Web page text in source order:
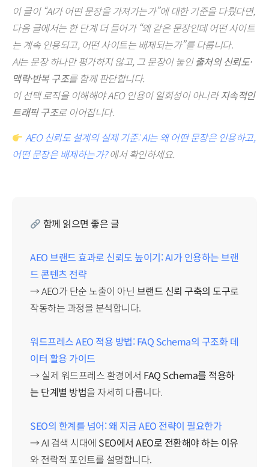
이 글이 “AI가 어떤 문장을 가져가는가”에 대한 기준을 다뤘다면,
다음 글에서는 한 단계 더 들어가 “왜 같은 문장인데 어떤 사이트
는 계속 인용되고, 어떤 사이트는 배제되는가”를 다룹니다.
AI는 문장 하나만 평가하지 않고, 그 문장이 놓인출처의 신뢰도·
맥락·반복 구조를 함께 판단합니다.
이 선택 로직을 이해해야 AEO 인용이 일회성이 아니라지속적인
트래픽 구조로 이어집니다.
AEO 신뢰도 설계의 실제 기준: AI는 왜 어떤 문장은 인용하고,
어떤 문장은 배제하는가?에서 확인하세요.
함께 읽으면 좋은 글
AEO 브랜드 효과로 신뢰도 높이기: AI가 인용하는 브랜
드 콘텐츠 전략
→ AEO가 단순 노출이 아닌 브랜드 신뢰 구축의 도구로
작동하는 과정을 분석합니다.
워드프레스 AEO 적용 방법: FAQ Schema의 구조화 데
이터 활용 가이드
→ 실제 워드프레스 환경에서 FAQ Schema를 적용하
는 단계별 방법을 자세히 다룹니다.
SEO의 한계를 넘어: 왜 지금 AEO 전략이 필요한가
→ AI 검색 시대에 SEO에서 AEO로 전환해야 하는 이유
와 전략적 포인트를 설명합니다.